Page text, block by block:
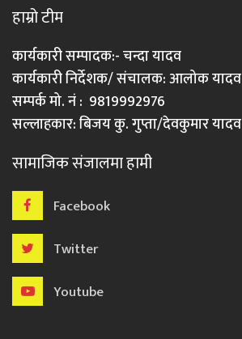
हाम्रो टीम
कार्यकारी सम्पादक:- चन्दा यादव
कार्यकारी निर्देशक/ संचालक: आलोक यादव
सम्पर्क मो. नं : 9819992976
सल्लाहकार: बिजय कु. गुप्ता/देवकुमार यादव
सामाजिक संजालमा हामी
Facebook
Twitter
Youtube